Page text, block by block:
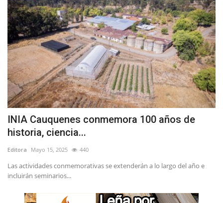
INIA Cauquenes conmemora 100 años de
historia, ciencia...
Editora Mayo 15, 2025 440
Las actividades conmemorativas se extenderán a lo largo del año e
incluirán seminarios...